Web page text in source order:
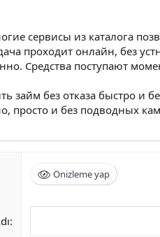
сервисы из каталога
проходит онлайн, без
Средства поступают
займ без отказа быстро и
просто и без подводных
Önizleme yap